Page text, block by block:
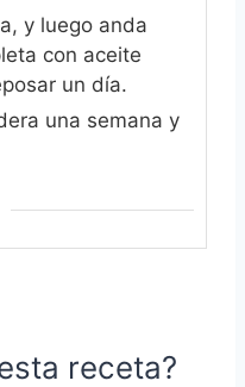
y luego anda
con aceite
un día.
una semana y
receta?